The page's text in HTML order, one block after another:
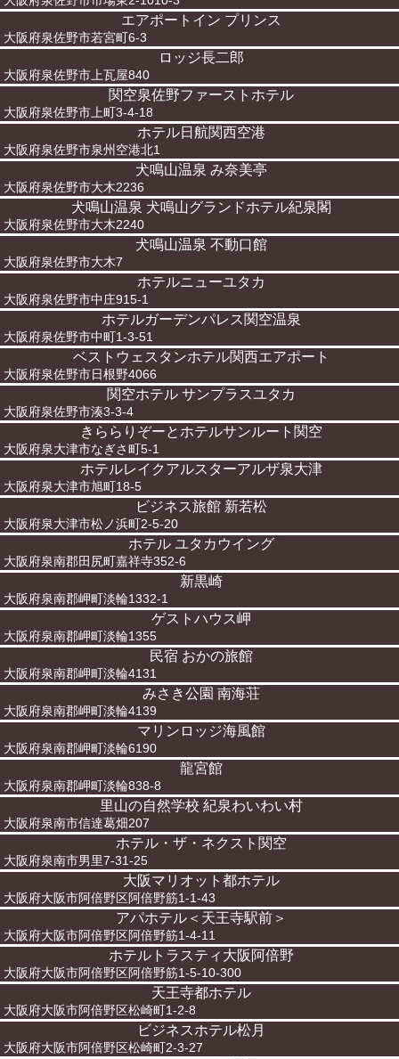
エアポートイン プリンス
大阪府泉佐野市若宮町6-3
ロッジ長二郎
大阪府泉佐野市上瓦屋840
関空泉佐野ファーストホテル
大阪府泉佐野市上町3-4-18
ホテル日航関西空港
大阪府泉佐野市泉州空港北1
犬鳴山温泉 み奈美亭
大阪府泉佐野市大木2236
犬鳴山温泉 犬鳴山グランドホテル紀泉閣
大阪府泉佐野市大木2240
犬鳴山温泉 不動口館
大阪府泉佐野市大木7
ホテルニューユタカ
大阪府泉佐野市中庄915-1
ホテルガーデンパレス関空温泉
大阪府泉佐野市中町1-3-51
ベストウェスタンホテル関西エアポート
大阪府泉佐野市日根野4066
関空ホテル サンプラスユタカ
大阪府泉佐野市湊3-3-4
きららりぞーとホテルサンルート関空
大阪府泉大津市なぎさ町5-1
ホテルレイクアルスターアルザ泉大津
大阪府泉大津市旭町18-5
ビジネス旅館 新若松
大阪府泉大津市松ノ浜町2-5-20
ホテル ユタカウイング
大阪府泉南郡田尻町嘉祥寺352-6
新黒崎
大阪府泉南郡岬町淡輪1332-1
ゲストハウス岬
大阪府泉南郡岬町淡輪1355
民宿 おかの旅館
大阪府泉南郡岬町淡輪4131
みさき公園 南海荘
大阪府泉南郡岬町淡輪4139
マリンロッジ海風館
大阪府泉南郡岬町淡輪6190
龍宮館
大阪府泉南郡岬町淡輪838-8
里山の自然学校 紀泉わいわい村
大阪府泉南市信達葛畑207
ホテル・ザ・ネクスト関空
大阪府泉南市男里7-31-25
大阪マリオット都ホテル
大阪府大阪市阿倍野区阿倍野筋1-1-43
アパホテル＜天王寺駅前＞
大阪府大阪市阿倍野区阿倍野筋1-4-11
ホテルトラスティ大阪阿倍野
大阪府大阪市阿倍野区阿倍野筋1-5-10-300
天王寺都ホテル
大阪府大阪市阿倍野区松崎町1-2-8
ビジネスホテル松月
大阪府大阪市阿倍野区松崎町2-3-27